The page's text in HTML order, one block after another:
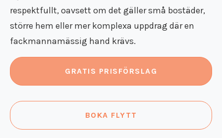
Flyttfirma Göteborg Stockholm
Flyttfirma Hallsberg
Flyttfirma Hallstahammar
Flyttfirma Järna
Flyttfirma Karlskoga
respektfullt, oavsett om det gäller små bostäder,
större hem eller mer komplexa uppdrag där en
fackmannamässig hand krävs.
GRATIS PRISFÖRSLAG
BOKA FLYTT